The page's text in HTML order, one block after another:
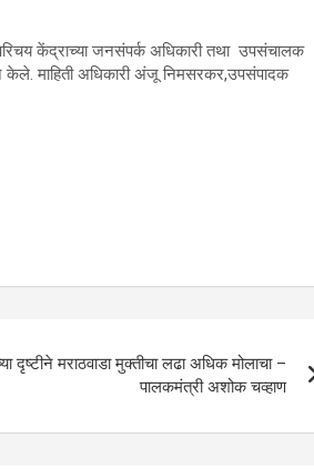
केंद्राच्या जनसंपर्क अधिकारी तथा उपसंचालक
केले. माहिती अधिकारी अंजू निमसरकर,उपसंपादक
दृष्टीने मराठवाडा मुक्तीचा लढा अधिक मोलाचा –
पालकमंत्री अशोक चव्हाण